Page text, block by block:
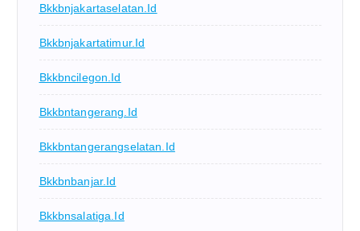
Bkkbnjakartaselatan.id
Bkkbnjakartatimur.id
Bkkbncilegon.id
Bkkbntangerang.id
Bkkbntangerangselatan.id
Bkkbnbanjar.id
Bkkbnsalatiga.id